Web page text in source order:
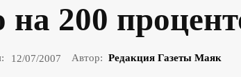
на 200
12/07/2007 Автор: Редакция Газеты Маяк